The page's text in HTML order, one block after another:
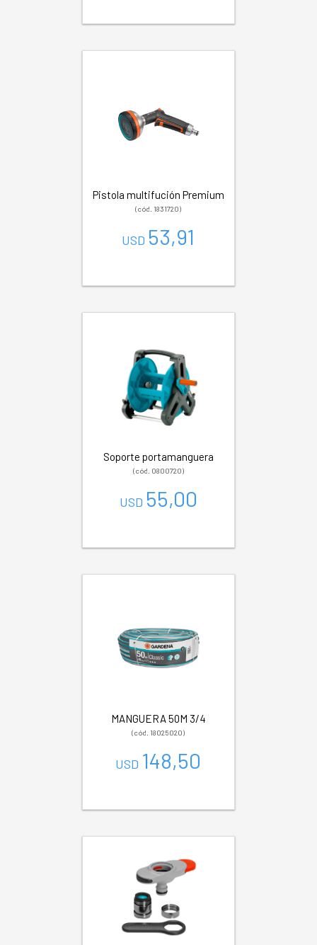
Pistola multifución Premium
(cód. 1831720)
USD 53,91
Soporte portamanguera
(cód. 0800720)
USD 55,00
MANGUERA 50M 3/4
(cód. 18025020)
USD 148,50